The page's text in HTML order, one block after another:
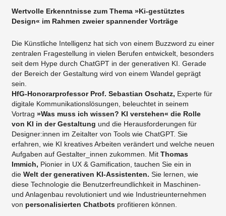
Wertvolle Erkenntnisse zum Thema »Ki-gestütztes
Design« im Rahmen zweier spannender Vorträge
Die Künstliche Intelligenz hat sich von einem Buzzword zu einer
zentralen Fragestellung in vielen Berufen entwickelt, besonders
seit dem Hype durch ChatGPT in der generativen KI. Gerade
der Bereich der Gestaltung wird von einem Wandel geprägt
sein.
HfG-Honorarprofessor Prof. Sebastian Oschatz, Experte für
digitale Kommunikationslösungen,
beleuchtet in seinem
Vortrag »Was muss ich wissen? KI verstehen« die Rolle
von KI in der Gestaltung und die Herausforderungen für
Designer:innen im Zeitalter von Tools wie ChatGPT. Sie
erfahren, wie KI kreatives Arbeiten verändert und welche neuen
Aufgaben auf Gestalter_innen zukommen. Mit Thomas
Immich, Pionier in UX & Gamification, tauchen Sie ein in
die Welt der generativen KI-Assistenten. Sie lernen, wie
diese Technologie die Benutzerfreundlichkeit in Maschinen-
und Anlagenbau revolutioniert und wie Industrieunternehmen
von personalisierten Chatbots profitieren können.